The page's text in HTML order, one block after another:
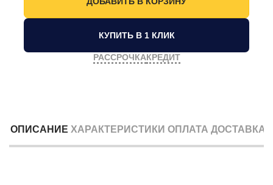
КУПИТЬ В 1 КЛИК
РАССРОЧКАКРЕДИТ
ОПИСАНИЕ ХАРАКТЕРИСТИКИ ОПЛАТА ДОСТАВКА